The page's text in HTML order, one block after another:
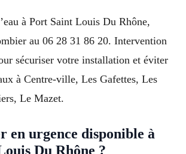
à Port Saint Louis Du Rhône,
au 06 28 31 86 20. Intervention
sécuriser votre installation et éviter
à Centre-ville, Les Gafettes, Les
Le Mazet.
en urgence disponible à
Du Rhône ?